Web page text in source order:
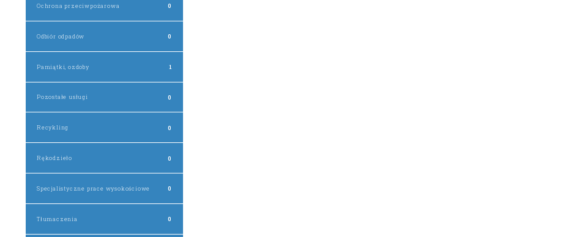
Ochrona przeciwpożarowa 0
Odbiór odpadów 0
Pamiątki, ozdoby 1
Pozostałe usługi 0
Recykling 0
Rękodzieło 0
Specjalistyczne prace wysokościowe 0
Tłumaczenia 0